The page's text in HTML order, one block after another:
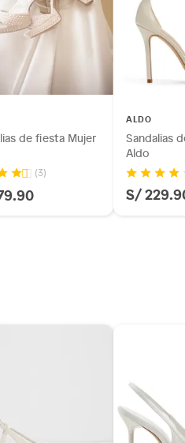
inferior y ropas de baño
para bebés.
instalados.
de fiesta Mujer
(3)
ALDO
Sandalias
Aldo
S/